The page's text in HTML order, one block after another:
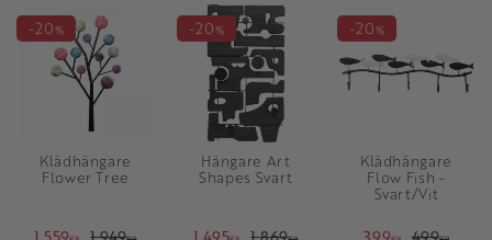
Klädhängare
Flower Tree
20%
Hängare Art
Shapes Svart
20%
Klädhängare
Flow Fish -
Svart/Vit
20%